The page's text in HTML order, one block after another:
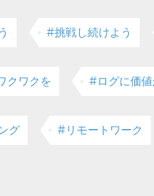
#挑戦し続けよう
クワクを #ログに価値
グ #リモートワーク